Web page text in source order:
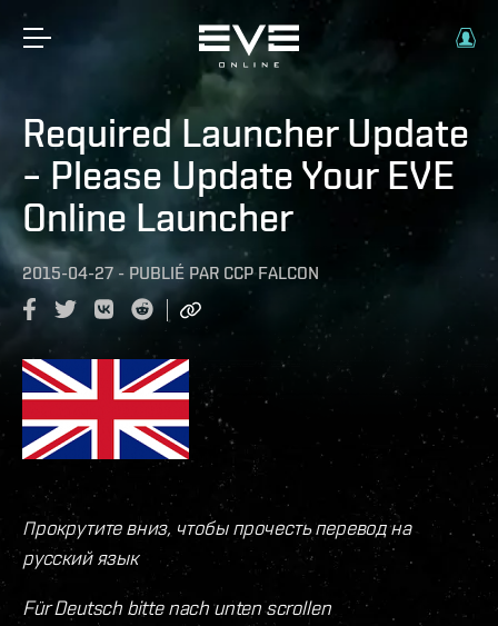
Required Launcher Update
– Please Update Your EVE
Online Launcher
2015-04-27 - PUBLIÉ PAR CCP FALCON
Прокрутите вниз, чтобы прочесть перевод на
русский язык
Für Deutsch bitte nach unten scrollen